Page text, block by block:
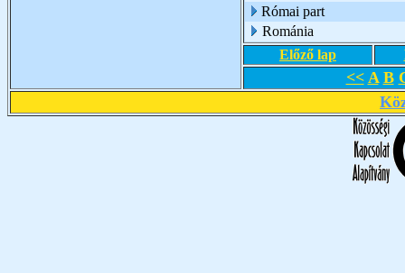
Római part
Románia
Előző lap
<< A B